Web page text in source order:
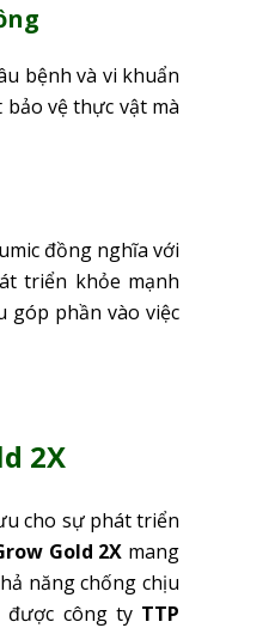
bệnh và vi khuẩn
vệ thực vật mà
đồng nghĩa với
triển khỏe mạnh
góp phần vào việc
2X
cho sự phát triển
Gold 2X mang
năng chống chịu
được công ty TTP